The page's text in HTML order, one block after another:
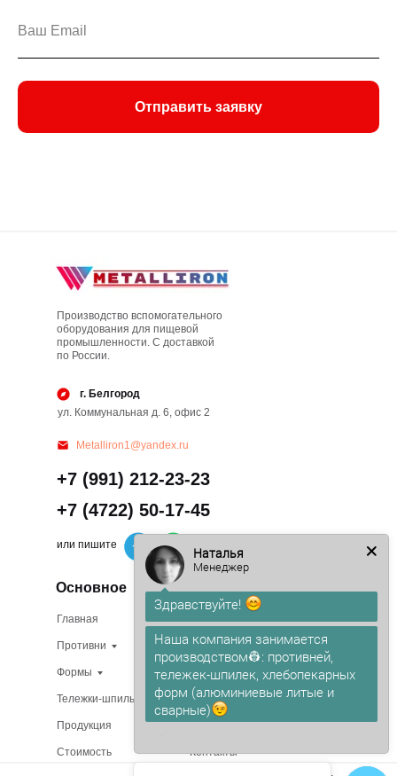
Отправить заявку
Производство вспомогательного
оборудования для пищевой
промышленности. С доставкой
по России.
г. Белгород
ул. Коммунальная д. 6, офис 2
+7 (991) 212-23-23
Metalliron1@yandex.ru
Основное
Главная
Продукция
О компании
Противни
Стоимость
Доставка
Тележки-шпильки
Изготовление на заказ
Сертификаты
Контакты
или пишите
+7 (4722) 50-17-45
Формы
В наличии
Наталья
Здравствуйте!
Наша компания занимается
производством👷: противней,
тележек-шпилек, хлебопекарных
форм (алюминиевые литые и
сварные)